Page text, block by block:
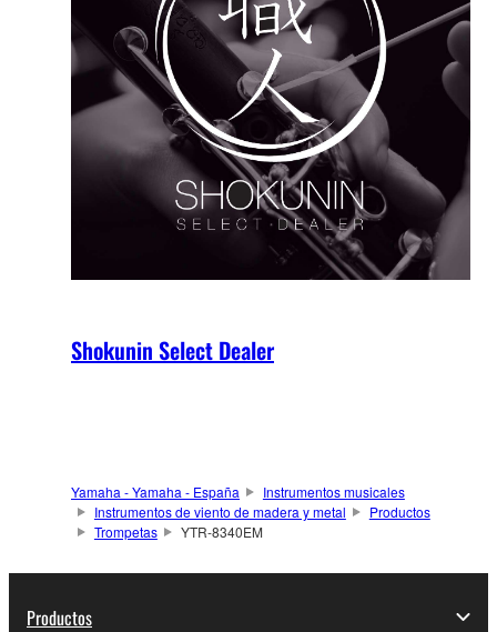
Shokunin Select Dealer
Yamaha - Yamaha - España
Instrumentos musicales
Instrumentos de viento de madera y metal
Productos
Trompetas
YTR-8340EM
Productos